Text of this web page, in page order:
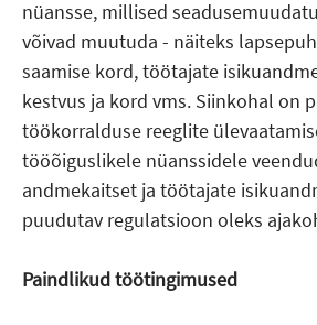
nüansse, millised
võivad muutuda - näiteks
saamise kord, töötajate
kestvus ja kord vms. Siinkohal on
töökorralduse reeglite
tööõiguslikele nüanssidele
andmekaitset ja töötajate
puudutav regulatsioon oleks
Paindlikud töötingimused